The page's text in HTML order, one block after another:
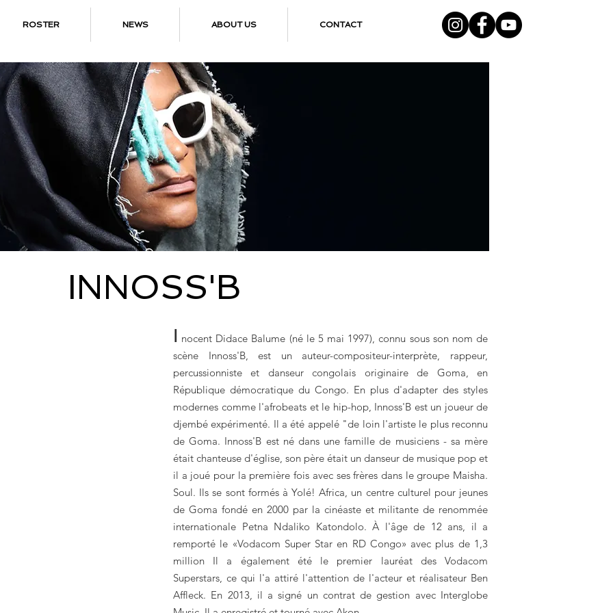
ROSTER NEWS ABOUT US CONTACT
INNOSS'B
I nocent Didace Balume (né le 5 mai 1997), connu sous son nom de
scène Innoss'B, est un auteur-compositeur-interprète, rappeur,
percussionniste et danseur congolais originaire de Goma, en
République démocratique du Congo. En plus d'adapter des styles
modernes comme l'afrobeats et le hip-hop, Innoss'B est un joueur de
djembé expérimenté. Il a été appelé "de loin l'artiste le plus reconnu
de Goma. Innoss'B est né dans une famille de musiciens - sa mère
était chanteuse d'église, son père était un danseur de musique pop et
il a joué pour la première fois avec ses frères dans le groupe Maisha.
Soul. Ils se sont formés à Yolé! Africa, un centre culturel pour jeunes
de Goma fondé en 2000 par la cinéaste et militante de renommée
internationale Petna Ndaliko Katondolo. À l'âge de 12 ans, il a
remporté le «Vodacom Super Star en RD Congo» avec plus de 1,3
million Il a également été le premier lauréat des Vodacom
Superstars, ce qui l'a attiré l'attention de l'acteur et réalisateur Ben
Affleck. En 2013, il a signé un contrat de gestion avec Interglobe